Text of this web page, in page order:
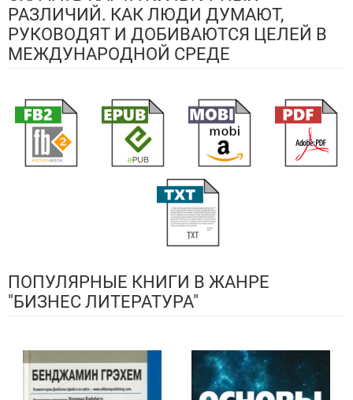
РАЗЛИЧИЙ. КАК ЛЮДИ ДУМАЮТ,
РУКОВОДЯТ И ДОБИВАЮТСЯ ЦЕЛЕЙ В
МЕЖДУНАРОДНОЙ СРЕДЕ
ПОПУЛЯРНЫЕ КНИГИ В ЖАНРЕ
"БИЗНЕС ЛИТЕРАТУРА"